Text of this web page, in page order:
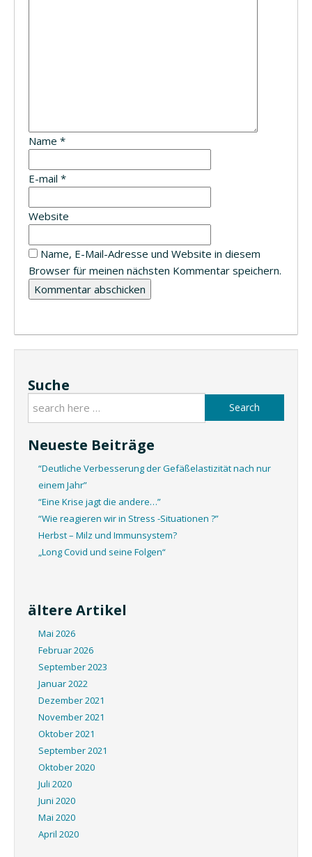
Name *
E-mail *
Website
Name, E-Mail-Adresse und Website in diesem
Browser für meinen nächsten Kommentar speichern.
Suche
Search
Neueste Beiträge
“Deutliche Verbesserung der Gefäßelastizität nach nur
einem Jahr”
“Eine Krise jagt die andere…”
“Wie reagieren wir in Stress -Situationen ?”
Herbst – Milz und Immunsystem?
„Long Covid und seine Folgen“
ältere Artikel
Mai 2026
Februar 2026
September 2023
Januar 2022
Dezember 2021
November 2021
Oktober 2021
September 2021
Oktober 2020
Juli 2020
Juni 2020
Mai 2020
April 2020